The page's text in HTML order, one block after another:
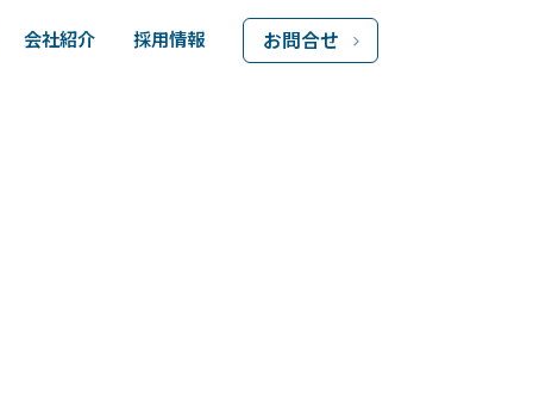
会社紹介 採用情報 お問合せ